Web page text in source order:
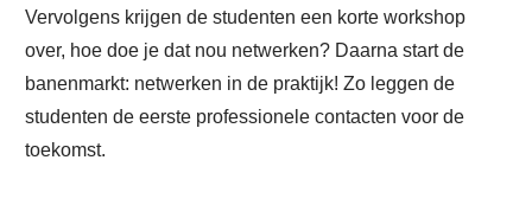
Vervolgens krijgen de studenten een korte workshop
over, hoe doe je dat nou netwerken? Daarna start de
banenmarkt: netwerken in de praktijk! Zo leggen de
studenten de eerste professionele contacten voor de
toekomst.